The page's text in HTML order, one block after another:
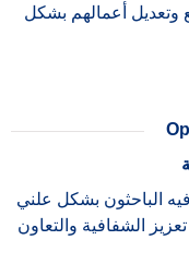
وتعديل أعمالهم بشكل
الباحثون بشكل علني
الشفافية والتعاون